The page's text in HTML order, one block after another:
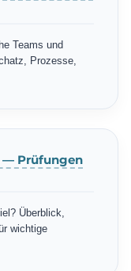
Teams und
Prozesse,
— Prüfungen
Überblick,
wichtige